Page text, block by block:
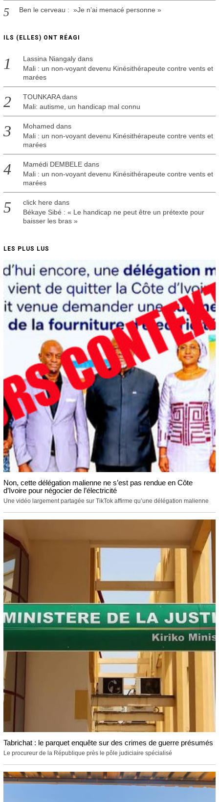
Ben le cerveau : »Je n’ai menacé personne »
ILS (ELLES) ONT RÉAGI
Lassina Niangalydans
Mali : un non-voyant devenu Kinésithérapeute contre vents et
marées
TOUNKARAdans
Mali: autisme, un handicap mal connu
Mohamed dans
Mali : un non-voyant devenu Kinésithérapeute contre vents et
marées
Mamédi DEMBELEdans
Mali : un non-voyant devenu Kinésithérapeute contre vents et
marées
click here dans
Békaye Sibé : « Le handicap ne peut être un prétexte pour
baisser les bras »
LES PLUS LUS
Non, cette délégation malienne ne s’est pas rendue en Côte
d’Ivoire pour négocier de l’électricité
Une vidéo largement partagée sur TikTok affirme qu’une délégation malienne
Tabrichat : le parquet enquête sur des crimes de guerre présumés
Le procureur de la République près le pôle judiciaire spécialisé